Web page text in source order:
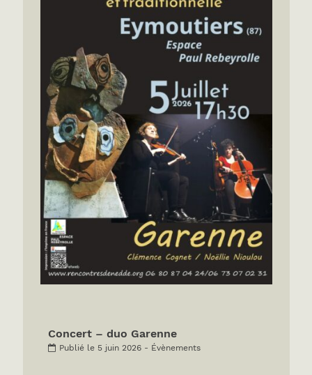
Concert – duo Garenne
Publié le 5 juin 2026 - Évènements